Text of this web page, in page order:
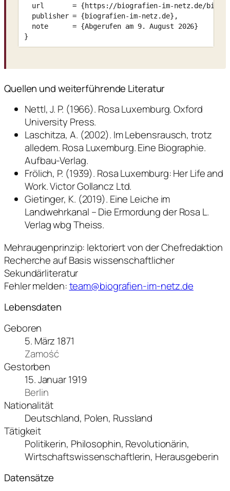
url       = {https://biografien-im-netz.de/
  publisher = {biografien-im-netz.de},
  note      = {Abgerufen am 9. August 2026}
}
Quellen und weiterführende Literatur
Nettl, J. P. (1966). Rosa Luxemburg. Oxford
University Press.
Laschitza, A. (2002). Im Lebensrausch, trotz
alledem. Rosa Luxemburg. Eine Biographie.
Aufbau-Verlag.
Frölich, P. (1939). Rosa Luxemburg: Her Life and
Work. Victor Gollancz Ltd.
Gietinger, K. (2019). Eine Leiche im
Landwehrkanal – Die Ermordung der Rosa L.
Verlag wbg Theiss.
Mehraugenprinzip: lektoriert von der Chefredaktion
Recherche auf Basis wissenschaftlicher
Sekundärliteratur
Fehler melden:team@biografien-im-netz.de
Lebensdaten
Geboren
5. März 1871
Zamość
Gestorben
15. Januar 1919
Berlin
Nationalität
Deutschland, Polen, Russland
Tätigkeit
Politikerin, Philosophin, Revolutionärin,
Wirtschaftswissenschaftlerin, Herausgeberin
Datensätze